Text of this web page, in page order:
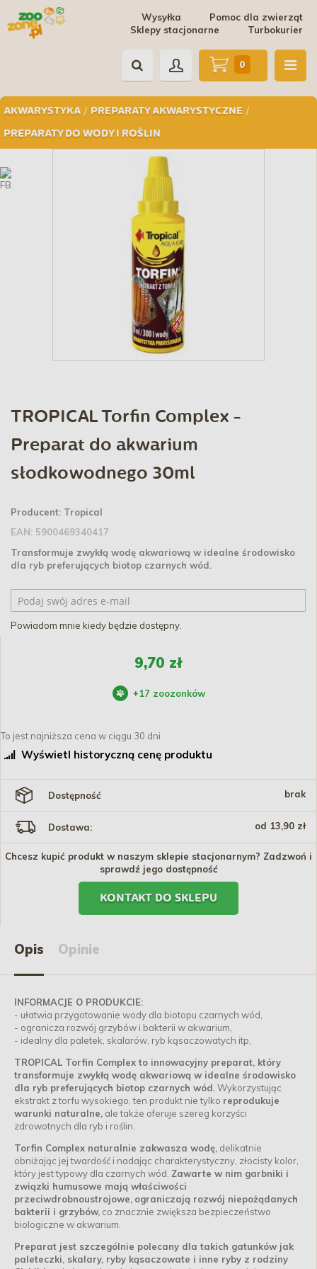
Pomoc dla zwierząt
Wysyłka
Turbokurier
Sklepy stacjonarne
AKWARYSTYKA / PREPARATY AKWARYSTYCZNE /
PREPARATY DO WODY I ROŚLIN
0
TROPICAL Torfin Complex -
Preparat do akwarium
słodkowodnego 30ml
Producent: Tropical
EAN: 5900469340417
Transformuje zwykłą wodę akwariową w idealne środowisko
dla ryb preferujących biotop czarnych wód.
Powiadom mnie kiedy będzie dostępny.
9,70 zł
+17 zoozonków
To jest najniższa cena w ciągu 30 dni
Wyświetl historyczną cenę produktu
Dostępność brak
Dostawa: od 13,90 zł
Chcesz kupić produkt w naszym sklepie stacjonarnym? Zadzwoń i
sprawdź jego dostępność
KONTAKT DO SKLEPU
Opis Opinie
INFORMACJE O PRODUKCIE:
- ułatwia przygotowanie wody dla biotopu czarnych wód,
- ogranicza rozwój grzybów i bakterii w akwarium,
- idealny dla paletek, skalarów, ryb kąsaczowatych itp,
TROPICAL Torfin Complex to innowacyjny preparat, który
transformuje zwykłą wodę akwariową w idealne środowisko
dla ryb preferujących biotop czarnych wód.Wykorzystując
ekstrakt z torfu wysokiego, ten produkt nie tylko reprodukuje
warunki naturalne, ale także oferuje szereg korzyści
zdrowotnych dla ryb i roślin.
Torfin Complex naturalnie zakwasza wodę, delikatnie
obniżając jej twardość i nadając charakterystyczny, złocisty kolor,
który jest typowy dla czarnych wód. Zawarte w nim garbniki i
związki humusowe mają właściwości
przeciwdrobnoustrojowe, ograniczają rozwój niepożądanych
bakterii i grzybów, co znacznie zwiększa bezpieczeństwo
biologiczne w akwarium.
Preparat jest szczególnie polecany dla takich gatunków jak
paleteczki, skalary, ryby kąsaczowate i inne ryby z rodziny